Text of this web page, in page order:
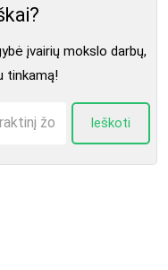
įvairių mokslo darbų,
tinkamą!
Ieškoti